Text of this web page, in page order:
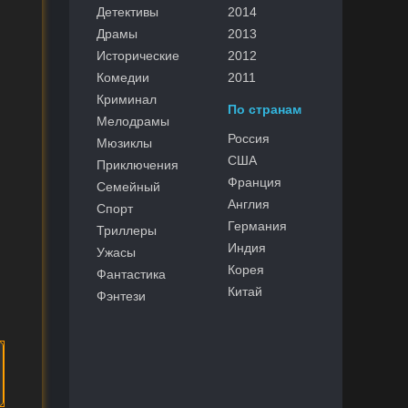
Детективы
Драмы
Исторические
Комедии
Криминал
Мелодрамы
Мюзиклы
Приключения
Семейный
Спорт
Триллеры
Ужасы
Фантастика
Фэнтези
2014
2013
2012
2011
По странам
Россия
США
Франция
Англия
Германия
Индия
Корея
Китай